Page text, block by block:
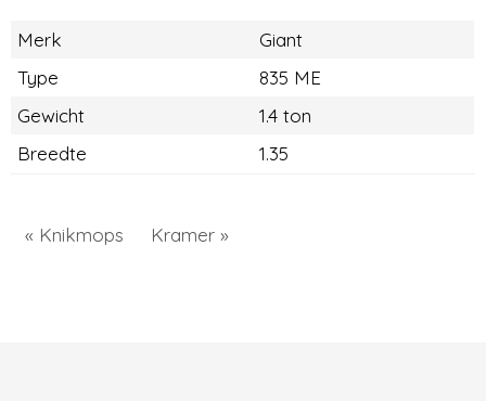
Merk
Giant
Type
835 ME
Gewicht
1.4 ton
Breedte
1.35
« Knikmops Kramer »